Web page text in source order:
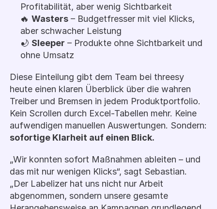
Profitabilität, aber wenig Sichtbarkeit
🔥 Wasters – Budgetfresser mit viel Klicks,
aber schwacher Leistung
🌙 Sleeper – Produkte ohne Sichtbarkeit und
ohne Umsatz
Diese Einteilung gibt dem Team bei threesy
heute einen klaren Überblick über die wahren
Treiber und Bremsen in jedem Produktportfolio.
Kein Scrollen durch Excel-Tabellen mehr. Keine
sofortige Klarheit auf einen Blick.
„Wir konnten sofort Maßnahmen ableiten – und
das mit nur wenigen Klicks“, sagt Sebastian.
„Der Labelizer hat uns nicht nur Arbeit
abgenommen, sondern unsere gesamte